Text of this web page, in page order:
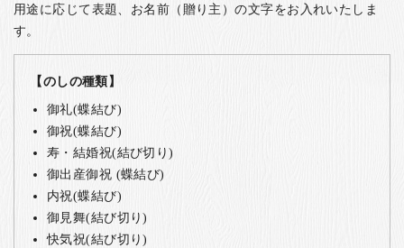
用途に応じて表題、お名前（贈り主）の文字をお入れいたしま
す。
【のしの種類】
御礼(蝶結び)
御祝(蝶結び)
寿・結婚祝(結び切り)
御出産御祝 (蝶結び)
内祝(蝶結び)
御見舞(結び切り)
快気祝(結び切り)